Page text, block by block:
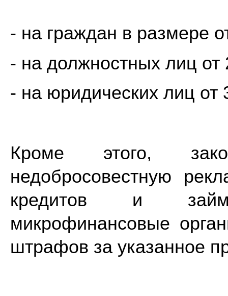
- на граждан в размере
- на должностных лиц
- на юридических лиц
Кроме этого,
недобросовестную
кредитов и
микрофинансовые
штрафов за указанное